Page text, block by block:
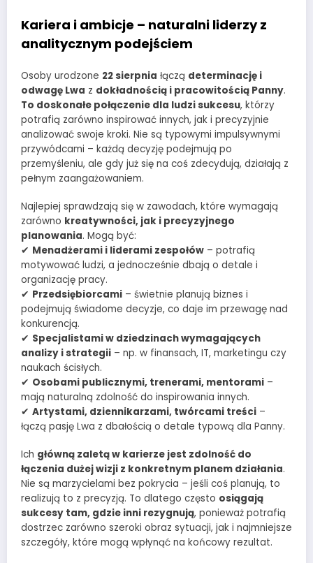
Kariera i ambicje – naturalni liderzy z
analitycznym podejściem
Osoby urodzone 22 sierpnia łączą determinację i
odwagę Lwa z dokładnością i pracowitością Panny.
To doskonałe połączenie dla ludzi sukcesu, którzy
potrafią zarówno inspirować innych, jak i precyzyjnie
analizować swoje kroki. Nie są typowymi impulsywnymi
przywódcami – każdą decyzję podejmują po
przemyśleniu, ale gdy już się na coś zdecydują, działają z
pełnym zaangażowaniem.
Najlepiej sprawdzają się w zawodach, które wymagają
zarówno kreatywności, jak i precyzyjnego
planowania. Mogą być:
✔ Menadżerami i liderami zespołów – potrafią
motywować ludzi, a jednocześnie dbają o detale i
organizację pracy.
✔ Przedsiębiorcami – świetnie planują biznes i
podejmują świadome decyzje, co daje im przewagę nad
konkurencją.
✔ Specjalistami w dziedzinach wymagających
analizy i strategii – np. w finansach, IT, marketingu czy
naukach ścisłych.
✔ Osobami publicznymi, trenerami, mentorami –
mają naturalną zdolność do inspirowania innych.
✔ Artystami, dziennikarzami, twórcami treści –
łączą pasję Lwa z dbałością o detale typową dla Panny.
Ich główną zaletą w karierze jest zdolność do
łączenia dużej wizji z konkretnym planem działania.
Nie są marzycielami bez pokrycia – jeśli coś planują, to
realizują to z precyzją. To dlatego często osiągają
sukcesy tam, gdzie inni rezygnują, ponieważ potrafią
dostrzec zarówno szeroki obraz sytuacji, jak i najmniejsze
szczegóły, które mogą wpłynąć na końcowy rezultat.